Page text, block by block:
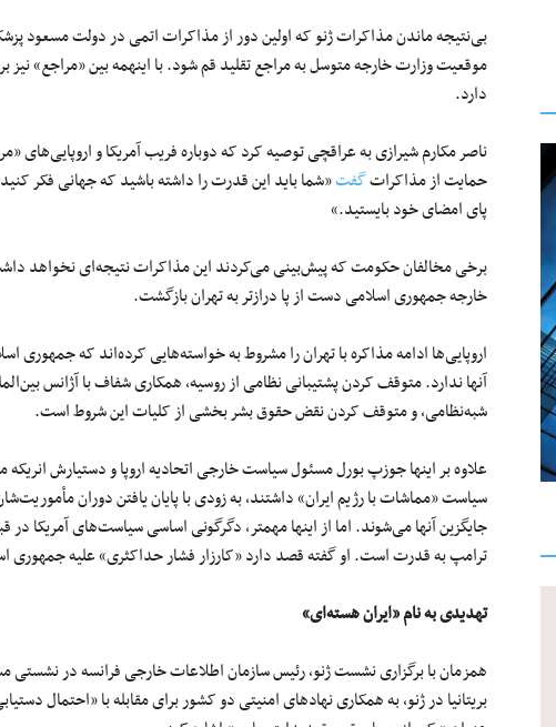
بی‌نتیجه ماندن مذاکرات ژنو که اولین دور از مذاکرات اتمی در دولت مسعود
موقعیت وزارت خارجه متوسل به مراجع تقلید قم شود. با اینهمه بین «مراجع» نیز
دارد.
ناصر مکارم شیرازی به عراقچی توصیه کرد که دوباره فریب آمریکا و اروپایی‌های
حمایت از مذاکراتگفت«شما باید این قدرت را داشته باشید که جهانی فکر
پای امضای خود بایستید.»
برخی مخالفان حکومت که پیش‌بینی می‌کردند این مذاکرات نتیجه‌ای نخواهد
خارجه جمهوری اسلامی دست از پا درازتر به تهران بازگشت.
اروپایی‌ها ادامه مذاکره با تهران را مشروط به خواسته‌هایی کرده‌اند که
آنها ندارد. متوقف کردن پشتیبانی نظامی از روسیه، همکاری شفاف با آژانس
شبه‌نظامی، و متوقف کردن نقض حقوق بشر بخشی از کلیات این شروط است.
علاوه‌ بر اینها جوزپ بورل مسئول سیاست خارجی اتحادیه اروپا و دستیارش
سیاست «مماشات با رژیم ایران» داشتند، به زودی با پایان یافتن دوران
جایگزین آنها می‌شوند. اما از اینها مهمتر، دگرگونی اساسی سیاست‌های آمریکا
ترامپ به قدرت است. او گفته قصد دارد «کارزار فشار حداکثری» علیه جمهوری
تهدیدی به نام «ایران هسته‌ای»
همزمان با برگزاری نشست ژنو، رئیس سازمان اطلاعات خارجی فرانسه در نشستی
بریتانیا در ژنو، به همکاری نهادهای امنیتی دو کشور برای مقابله با «احتمال